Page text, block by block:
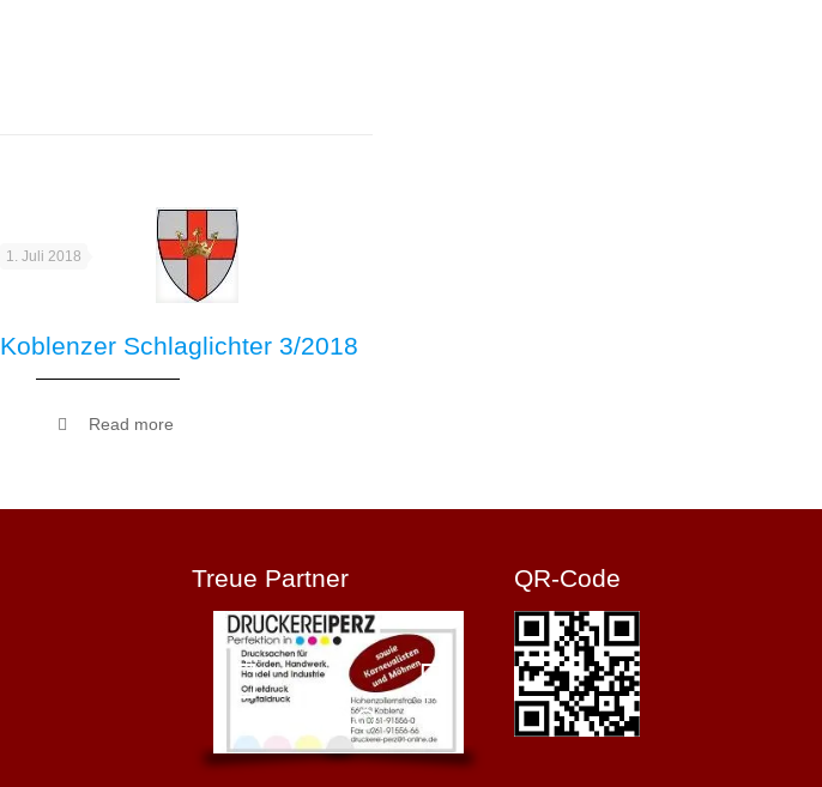
1. Juli 2018
Koblenzer Schlaglichter 3/2018
Read more
Treue Partner QR-Code